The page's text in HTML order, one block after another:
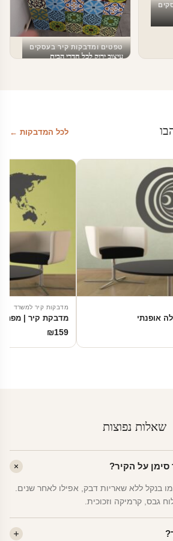
טפטים ומדבקות קיר בעסקים
עיצוב ירוק לכל חדרי הבית
לכל המדבקות ←
אופנתי
מדבקות קיר למשרד
מדבקת קיר | מפת
₪159
שאלות נפוצות
על הקיר?
בנקל ללא שאריות דבק, אפילו לאחר שנים.
גבס, קרמיקה וזכוכית.